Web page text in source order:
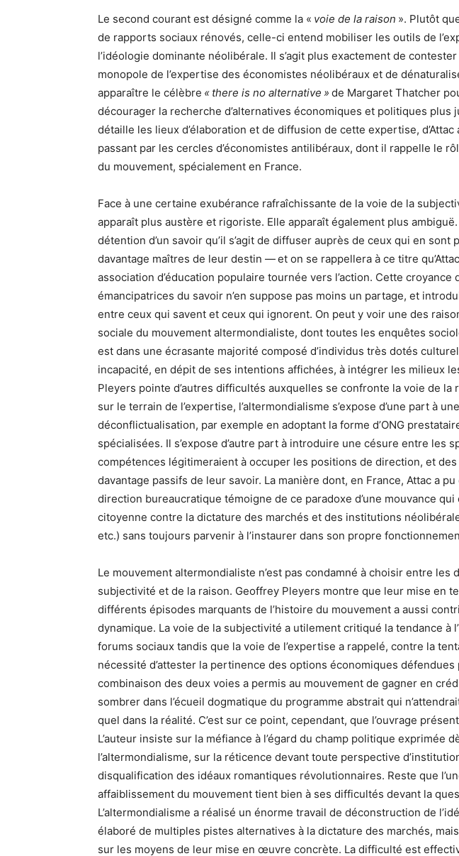
Le second courant est désigné comme la « voie de la raison ». Plutôt
de rapports sociaux rénovés, celle-ci entend mobiliser les outils de
l’idéologie dominante néolibérale. Il s’agit plus exactement de
monopole de l’expertise des économistes néolibéraux et de
apparaître le célèbre « there is no alternative » de Margaret Thatcher
décourager la recherche d’alternatives économiques et politiques plus
détaille les lieux d’élaboration et de diffusion de cette expertise,
passant par les cercles d’économistes antilibéraux, dont il rappelle le
du mouvement, spécialement en France.
Face à une certaine exubérance rafraîchissante de la voie de la
apparaît plus austère et rigoriste. Elle apparaît également plus
détention d’un savoir qu’il s’agit de diffuser auprès de ceux qui en sont
davantage maîtres de leur destin — et on se rappellera à ce titre
association d’éducation populaire tournée vers l’action. Cette croyance
émancipatrices du savoir n’en suppose pas moins un partage, et
entre ceux qui savent et ceux qui ignorent. On peut y voir une des
sociale du mouvement altermondialiste, dont toutes les enquêtes
est dans une écrasante majorité composé d’individus très dotés
incapacité, en dépit de ses intentions affichées, à intégrer les milieux
Pleyers pointe d’autres difficultés auxquelles se confronte la voie de la
sur le terrain de l’expertise, l’altermondialisme s’expose d’une part à
déconflictualisation, par exemple en adoptant la forme d’ONG
spécialisées. Il s’expose d’autre part à introduire une césure entre les
compétences légitimeraient à occuper les positions de direction, et
davantage passifs de leur savoir. La manière dont, en France, Attac a
direction bureaucratique témoigne de ce paradoxe d’une mouvance
citoyenne contre la dictature des marchés et des institutions
etc.) sans toujours parvenir à l’instaurer dans son propre
Le mouvement altermondialiste n’est pas condamné à choisir entre les
subjectivité et de la raison. Geoffrey Pleyers montre que leur mise en
différents épisodes marquants de l’histoire du mouvement a aussi
dynamique. La voie de la subjectivité a utilement critiqué la tendance à
forums sociaux tandis que la voie de l’expertise a rappelé, contre la
nécessité d’attester la pertinence des options économiques défendues
combinaison des deux voies a permis au mouvement de gagner en
sombrer dans l’écueil dogmatique du programme abstrait qui
quel dans la réalité. C’est sur ce point, cependant, que l’ouvrage
L’auteur insiste sur la méfiance à l’égard du champ politique exprimée
l’altermondialisme, sur la réticence devant toute perspective
disqualification des idéaux romantiques révolutionnaires. Reste que
affaiblissement du mouvement tient bien à ses difficultés devant la
L’altermondialisme a réalisé un énorme travail de déconstruction de
élaboré de multiples pistes alternatives à la dictature des marchés,
sur les moyens de leur mise en œuvre concrète. La difficulté est